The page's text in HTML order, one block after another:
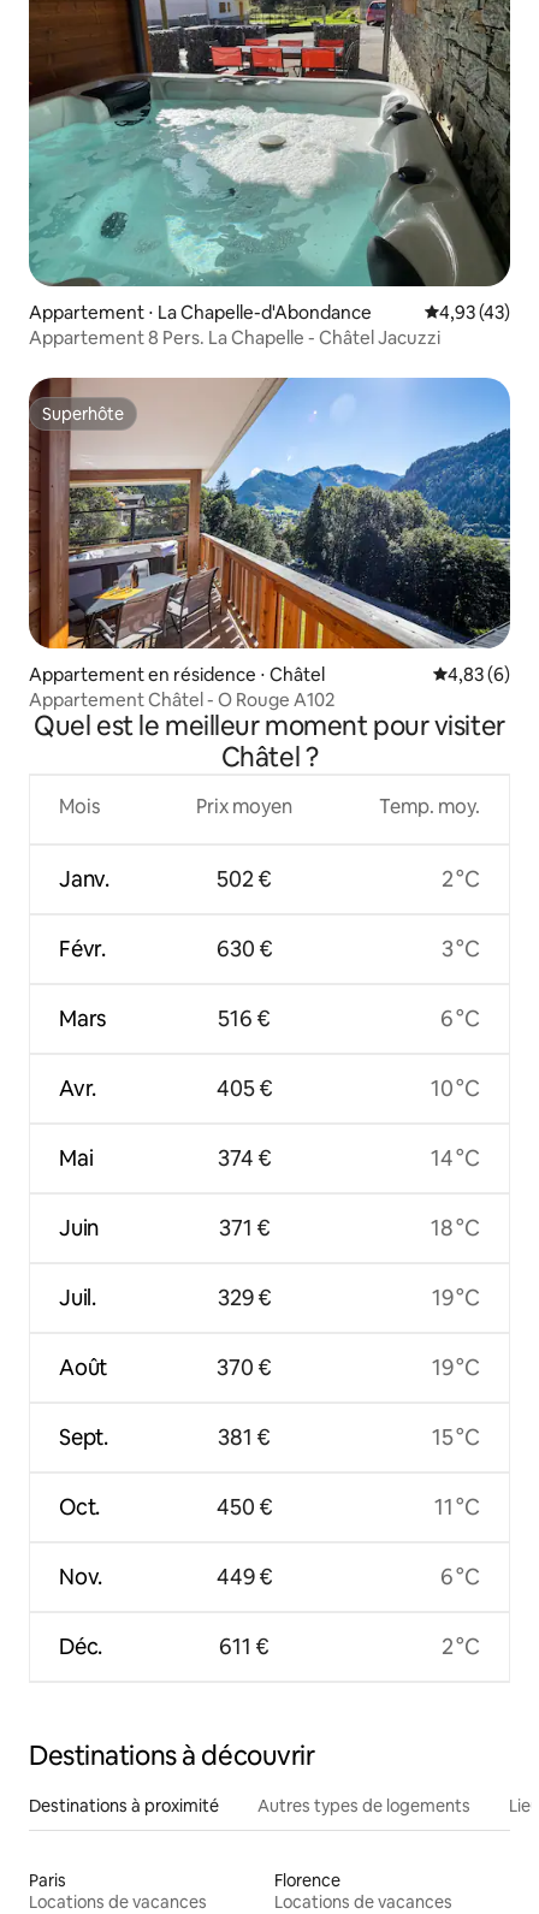
Appartement ⋅ La Chapelle-d'Abondance Évaluation
4,93 (43)
Appartement 8 Pers. La Chapelle - Châtel Jacuzzi
Superhôte
Superhôte
Appartement en résidence ⋅ Châtel Évaluation
4,83 (6)
Appartement Châtel - O Rouge A102
Quel est le meilleur moment pour visiter
Châtel ?
Mois
Janv.
Févr.
Mars
Avr.
Mai
Juin
Juil.
Août
Sept.
Oct.
Nov.
Déc.
Prix moyen
502 €
630 €
516 €
405 €
374 €
371 €
329 €
370 €
381 €
450 €
449 €
611 €
Temp. moy.
2 °C
3 °C
6 °C
10 °C
14 °C
18 °C
19 °C
19 °C
15 °C
11 °C
6 °C
2 °C
Destinations à découvrir
Destinations à proximité Autres types de logements
Paris
Locations de vacances
Florence
Locations de vacances